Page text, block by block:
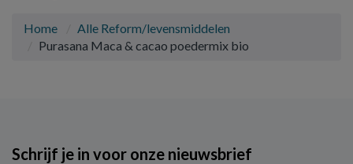
Home
Alle Reform/levensmiddelen
Purasana Maca & cacao poedermix bio
Schrijf je in voor onze nieuwsbrief